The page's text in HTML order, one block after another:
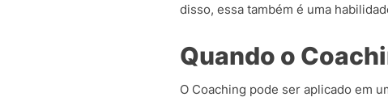
disso, essa também é uma
Quando o
O Coaching pode ser aplicado em